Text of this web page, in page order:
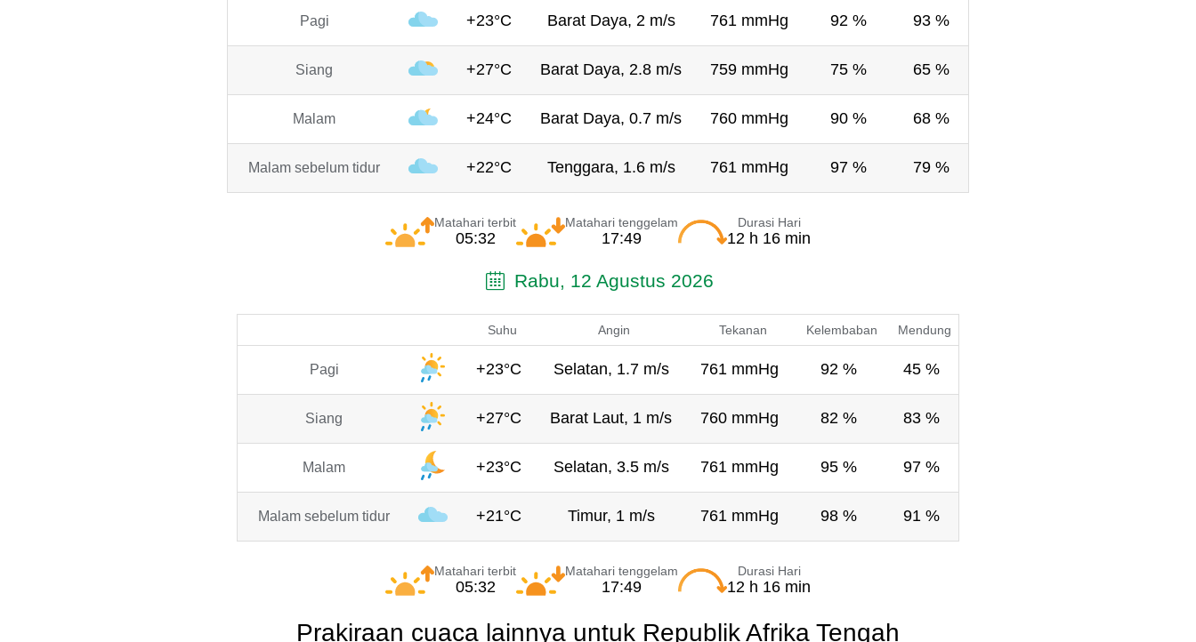
Pagi +23°C Barat Daya, 2 m/s 761 mmHg 92 % 93 %
Siang +27°C Barat Daya, 2.8 m/s 759 mmHg 75 % 65 %
Malam +24°C Barat Daya, 0.7 m/s 760 mmHg 90 % 68 %
Malam sebelum tidur +22°C Tenggara, 1.6 m/s 761 mmHg 97 % 79 %
Matahari terbit
05:32
Matahari tenggelam
17:49
Durasi Hari
12 h 16 min
Rabu, 12 Agustus 2026
Suhu Angin Tekanan Kelembaban Mendung
Pagi +23°C Selatan, 1.7 m/s 761 mmHg 92 % 45 %
Siang +27°C Barat Laut, 1 m/s 760 mmHg 82 % 83 %
Malam +23°C Selatan, 3.5 m/s 761 mmHg 95 % 97 %
Malam sebelum tidur +21°C Timur, 1 m/s 761 mmHg 98 % 91 %
Matahari terbit
05:32
Matahari tenggelam
17:49
Durasi Hari
12 h 16 min
Prakiraan cuaca lainnya untuk Republik Afrika Tengah